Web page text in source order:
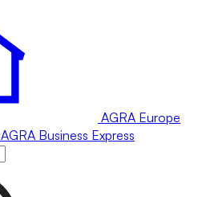
AGRA Europe
AGRA Business Express